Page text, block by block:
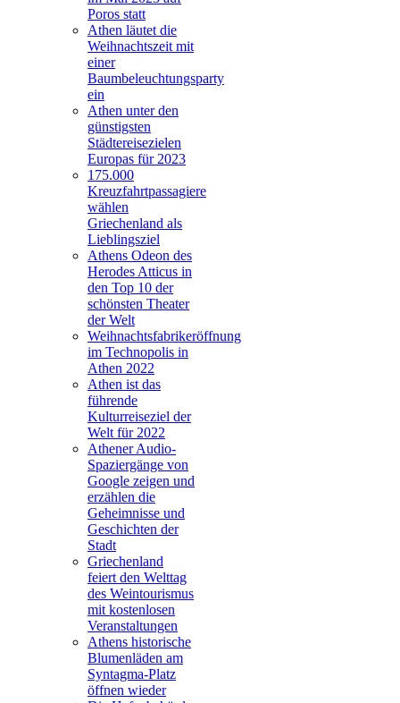
Poros statt
Athen läutet die
Weihnachtszeit mit
einer
Baumbeleuchtungsparty
ein
Athen unter den
günstigsten
Städtereisezielen
Europas für 2023
175.000
Kreuzfahrtpassagiere
wählen
Griechenland als
Lieblingsziel
Athens Odeon des
Herodes Atticus in
den Top 10 der
schönsten Theater
der Welt
Weihnachtsfabrikeröffnung
im Technopolis in
Athen 2022
Athen ist das
führende
Kulturreiseziel der
Welt für 2022
Athener Audio-
Spaziergänge von
Google zeigen und
erzählen die
Geheimnisse und
Geschichten der
Stadt
Griechenland
feiert den Welttag
des Weintourismus
mit kostenlosen
Veranstaltungen
Athens historische
Blumenläden am
Syntagma-Platz
öffnen wieder